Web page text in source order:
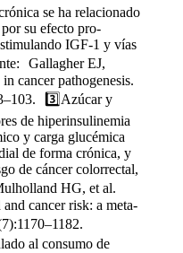
se ha relacionado
su efecto pro-
IGF-1 y vías
Gallagher EJ,
cancer pathogenesis.
3️⃣Azúcar y
de hiperinsulinemia
y carga glucémica
de forma crónica, y
de cáncer colorrectal,
HG, et al.
cancer risk: a meta-
al consumo de